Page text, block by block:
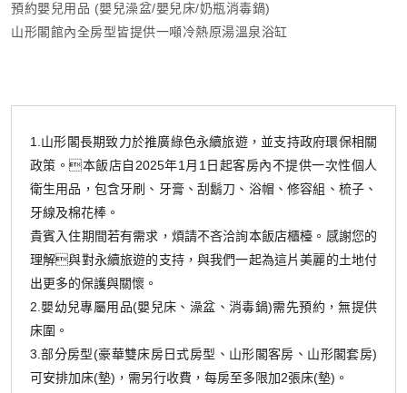
預約嬰兒用品 (嬰兒澡盆/嬰兒床/奶瓶消毒鍋)
山形閣館內全房型皆提供一噸冷熱原湯溫泉浴缸
1.山形閣長期致力於推廣綠色永續旅遊，並支持政府環保相關
政策。本飯店自2025年1月1日起客房內不提供一次性個人
衛生用品，包含牙刷、牙膏、刮鬍刀、浴帽、修容組、梳子、
牙線及棉花棒。
貴賓入住期間若有需求，煩請不吝洽詢本飯店櫃檯。感謝您的
理解與對永續旅遊的支持，與我們一起為這片美麗的土地付
出更多的保護與關懷。
2.嬰幼兒專屬用品(嬰兒床、澡盆、消毒鍋)需先預約，無提供
床圍。
3.部分房型(豪華雙床房日式房型、山形閣客房、山形閣套房)
可安排加床(墊)，需另行收費，每房至多限加2張床(墊)。